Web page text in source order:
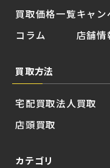
買取価格一覧
コラム
キャン
店舗情
買取方法
宅配買取
店頭買取
法人買取
カテゴリ